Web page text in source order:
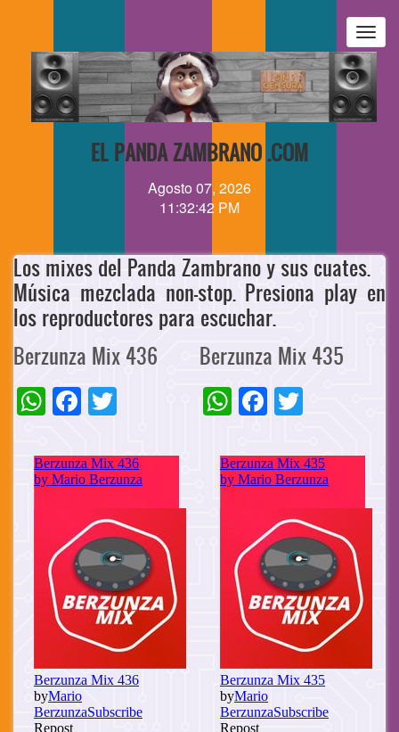
contenido
principal
EL PANDA ZAMBRANO .COM
Agosto 07, 2026
11:32:42 PM
Los mixes del Panda Zambrano y sus cuates.
Música mezclada non-stop. Presiona play en
los reproductores para escuchar.
Berzunza Mix 436
WhatsApp
Facebook
Berzunza Mix 435
WhatsApp
Facebook